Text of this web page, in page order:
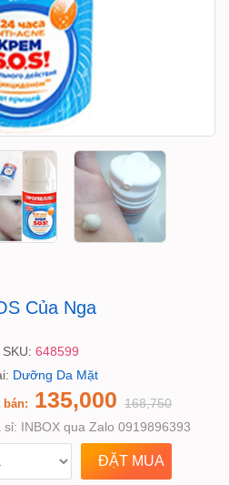
Của Nga
648599
Dưỡng Da Mặt
bán: 135,000 168,750
sỉ: INBOX qua Zalo 0919896393